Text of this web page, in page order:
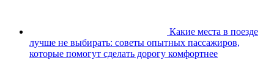
Какие места в поезде
лучше не выбирать: советы опытных пассажиров,
которые помогут сделать дорогу комфортнее